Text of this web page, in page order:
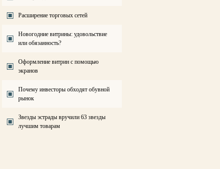
Расширение торговых сетей
Новогодние витрины: удовольствие
или обязанность?
Оформление витрин с помощью
экранов
Почему инвесторы обходят обувной
рынок
Звезды эстрады вручили 63 звезды
лучшим товарам